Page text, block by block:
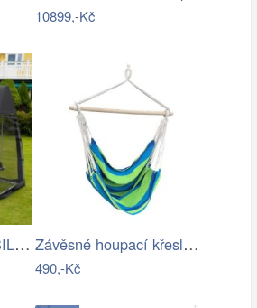
10899,-Kč
Zahradní houpačka SILASS - GD Závěsné houpací křeslo Cozyz pásek modrá
490,-Kč